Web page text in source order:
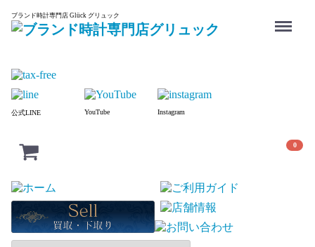
ブランド時計専門店 Glück グリュック
公式LINE YouTube Instagram
0